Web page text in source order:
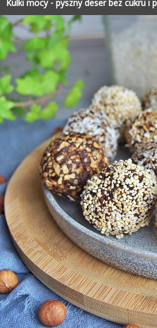
Kulki mocy - pyszny deser bez cukru i